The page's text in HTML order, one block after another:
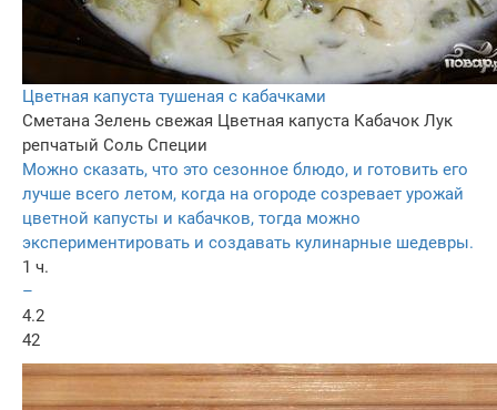
Цветная капуста тушеная с кабачками
Сметана Зелень свежая Цветная капуста Кабачок Лук
репчатый Соль Специи
Можно сказать, что это сезонное блюдо, и готовить его
лучше всего летом, когда на огороде созревает урожай
цветной капусты и кабачков, тогда можно
экспериментировать и создавать кулинарные шедевры.
1 ч.
–
4.2
42